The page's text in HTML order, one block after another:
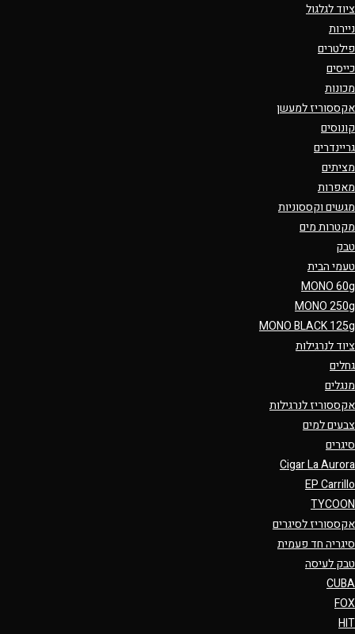
ציוד לגלגול
ניירות
פילטרים
כייסים
מכונות
אקססוריז למעשן
קונוסים
גריינדרים
מציתים
מאפרות
מגשים וקססוניות
מקטרות מים
טבק
טעמי הבית
MONO 60g
MONO 250g
MONO BLACK 125g
ציוד לנרגילות
גחלים
מנגלים
אקססוריז לנרגילות
צבעים למים
סיגרים
Cigar La Aurora
EP Carrillo
TYCOON
אקססוריז לסיגרים
סיגריה חד פעמית
טבק לעיסה
CUBA
FOX
HIT